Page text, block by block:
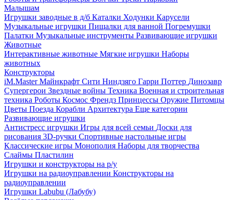
Малышам
Игрушки заводные в д/б Каталки Ходунки Карусели
Музыкальные игрушки Пищалки для ванной Погремушки
Палатки Музыкальные инструменты Развивающие игрушки
Животные
Интерактивные животные Мягкие игрушки Наборы
животных
Конструкторы
iM.Master Майнкрафт Сити Ниндзяго Гарри Поттер Динозавр
Супергерои Звездные войны Техника Военная и строительная
техника Роботы Космос Френдз Принцессы Оружие Питомцы
Цветы Поезда Корабли Архитектура Еще категории
Развивающие игрушки
Антистресс игрушки Игры для всей семьи Доски для
рисования 3D-ручки Спортивные настольные игры
Классические игры Монополия Наборы для творчества
Слаймы Пластилин
Игрушки и конструкторы на р/у
Игрушки на радиоуправлении Конструкторы на
радиоуправлении
Игрушки Labubu (Лабубу)